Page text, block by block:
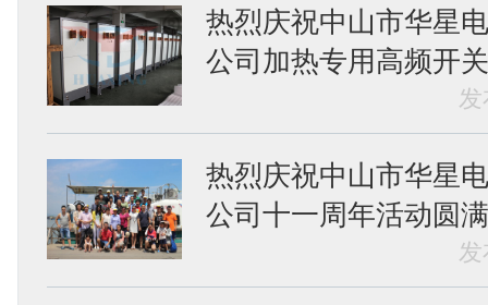
热烈庆祝中山市华星
公司加热专用高频开
热烈庆祝中山市华星
公司十一周年活动圆